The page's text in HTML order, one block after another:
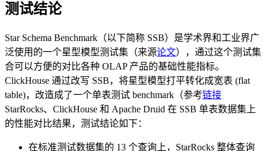
测试结论
Star Schema Benchmark（以下简称 SSB）是学术界和工业界广
泛使用的一个星型模型测试集（来源论文），通过这个测试集
合可以方便的对比各种 OLAP 产品的基础性能指标。
ClickHouse 通过改写 SSB，将星型模型打平转化成宽表 (flat
table)，改造成了一个单表测试 benchmark（参考链接
StarRocks、ClickHouse 和 Apache Druid 在 SSB 单表数据集上
的性能对比结果，测试结论如下：
在标准测试数据集的 13 个查询上，StarRocks 整体查询